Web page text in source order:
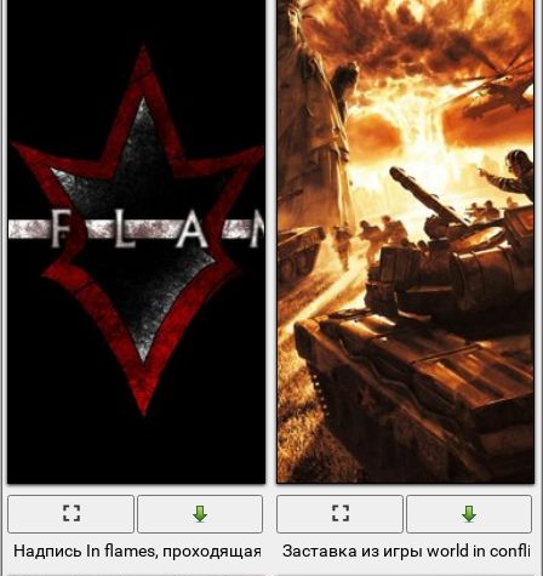
Надпись In flames, проходящая сквозь красный символ на
Заставка из игры world in